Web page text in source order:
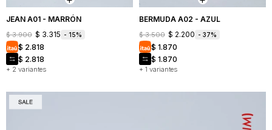
JEAN A01 - MARRÓN
+ 2 variantes
$ 3.900 $ 3.315 15
$ 2.818
$ 2.818
BERMUDA A02 - AZUL
+ 1 variantes
$ 3.500 $ 2.200 37
$ 1.870
$ 1.870